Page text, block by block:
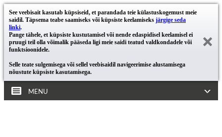
See veebisait kasutab küpsiseid, et parandada teie külastuskogemust meie
saidil. Täpsema teabe saamiseks või küpsiste keelamiseks järgige seda
linki.
Pange tähele, et küpsiste kustutamisel või nende edaspidisel keelamisel ei
pruugi teil olla võimalik pääseda ligi meie saidi teatud valdkondadele või
funktsioonidele.
Selle teate sulgemisega või sellel veebisaidil navigeerimise alustamisega
nõustute küpsiste kasutamisega.
MENU